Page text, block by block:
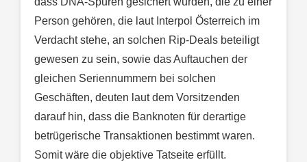
Person gehören, die laut Interpol Österreich im
Verdacht stehe, an solchen Rip-Deals beteiligt
gewesen zu sein, sowie das Auftauchen der
gleichen Seriennummern bei solchen
Geschäften, deuten laut dem Vorsitzenden
darauf hin, dass die Banknoten für derartige
betrügerische Transaktionen bestimmt waren.
Somit wäre die objektive Tatseite erfüllt.